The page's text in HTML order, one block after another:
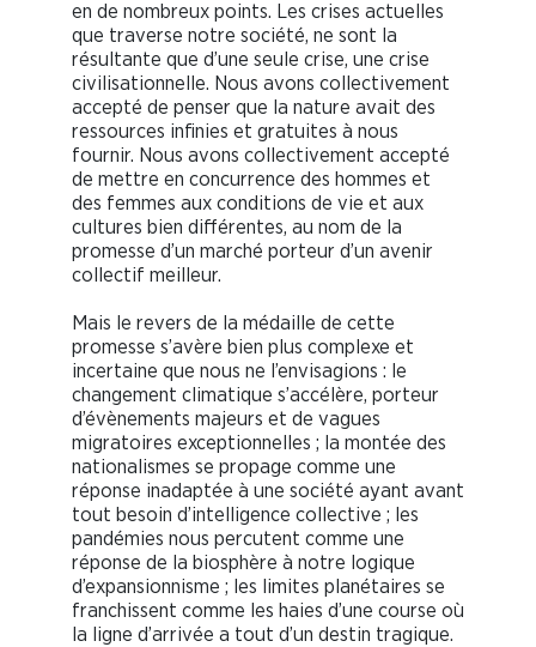
en de nombreux points. Les crises actuelles
que traverse notre société, ne sont la
résultante que d’une seule crise, une crise
civilisationnelle. Nous avons collectivement
accepté de penser que la nature avait des
ressources infinies et gratuites à nous
fournir. Nous avons collectivement accepté
de mettre en concurrence des hommes et
des femmes aux conditions de vie et aux
cultures bien différentes, au nom de la
promesse d’un marché porteur d’un avenir
collectif meilleur.
Mais le revers de la médaille de cette
promesse s’avère bien plus complexe et
incertaine que nous ne l’envisagions : le
changement climatique s’accélère, porteur
d’évènements majeurs et de vagues
migratoires exceptionnelles ; la montée des
nationalismes se propage comme une
réponse inadaptée à une société ayant avant
tout besoin d’intelligence collective ; les
pandémies nous percutent comme une
réponse de la biosphère à notre logique
d’expansionnisme ; les limites planétaires se
franchissent comme les haies d’une course où
la ligne d’arrivée a tout d’un destin tragique.